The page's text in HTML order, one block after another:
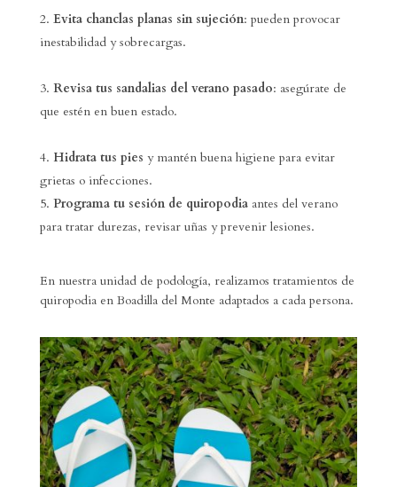
Evita chanclas planas sin sujeción: pueden provocar
inestabilidad y sobrecargas.
Revisa tus sandalias del verano pasado: asegúrate de
que estén en buen estado.
Hidrata tus pies y mantén buena higiene para evitar
grietas o infecciones.
Programa tu sesión de quiropodiaantes del verano
para tratar durezas, revisar uñas y prevenir lesiones.
En nuestra unidad de podología, realizamos tratamientos de
quiropodia en Boadilla del Monte adaptados a cada persona.